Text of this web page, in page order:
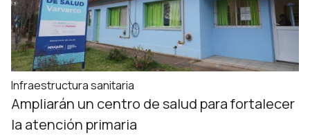
Infraestructura sanitaria
Ampliarán un centro de salud para fortalecer
la atención primaria